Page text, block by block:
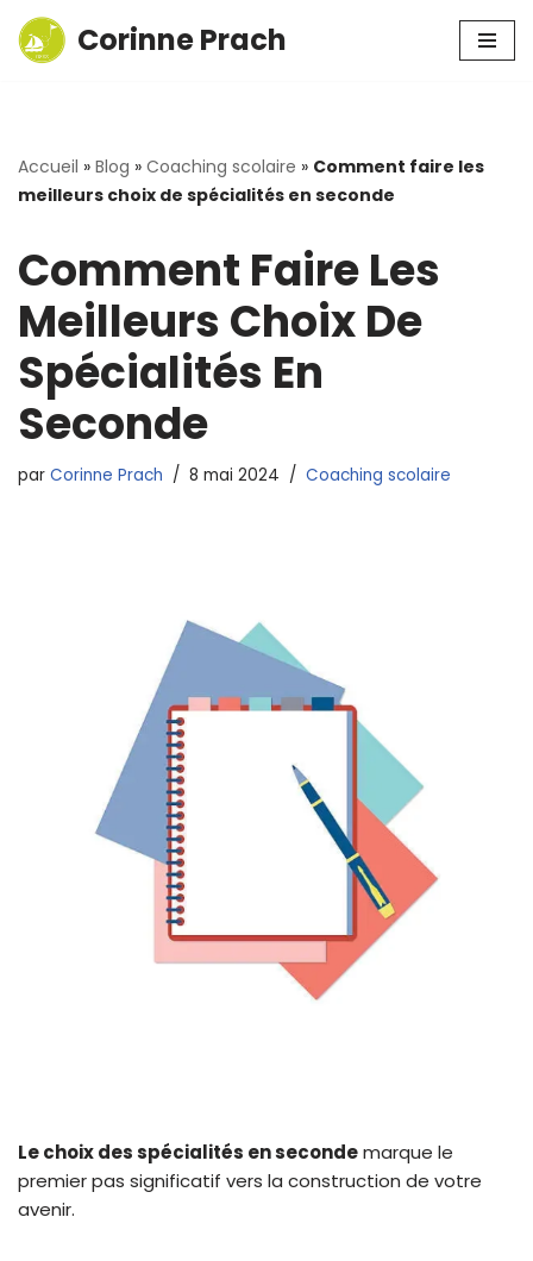
Aller
Corinne Prach
Accueil » Blog » Coaching scolaire » Comment faire les
meilleurs choix de spécialités en seconde
Comment Faire Les
Meilleurs Choix De
Spécialités En
Seconde
par Corinne Prach 8 mai 2024 Coaching scolaire
Le choix des spécialités en secondemarque le
premier pas significatif vers la construction de votre
avenir.